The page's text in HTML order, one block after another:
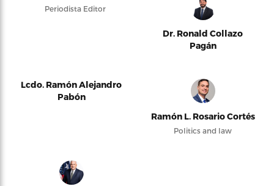
Periodista Editor
Dr. Ronald Collazo
Pagán
Lcdo. Ramón Alejandro
Pabón
Ramón L. Rosario Cortés
Politics and law